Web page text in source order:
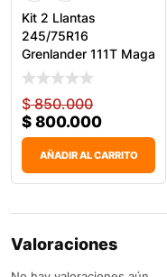
Kit 2 Llantas
245/75R16
Grenlander 111T Maga
A/T Two
$850.000
$ 800.000
AÑADIR AL CARRITO
Valoraciones